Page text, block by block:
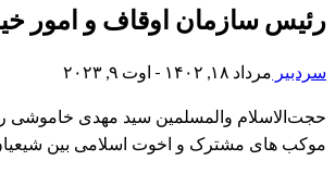
رئیس سازمان اوقاف و امور
سردبیر مرداد ۱۸, ۱۴۰۲ - اوت ۹, ۲۰۲۳
حجت‌الاسلام والمسلمین سید مهدی خاموشی
موکب های مشترک و اخوت اسلامی بین شیعیان